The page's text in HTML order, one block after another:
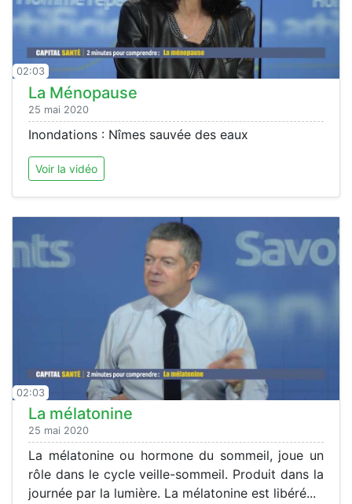
02:03
La Ménopause
25 mai 2020
Inondations : Nîmes sauvée des eaux
Voir la vidéo
02:03
La mélatonine
25 mai 2020
La mélatonine ou hormone du sommeil, joue un
rôle dans le cycle veille-sommeil. Produit dans la
journée par la lumière. La mélatonine est libéré...